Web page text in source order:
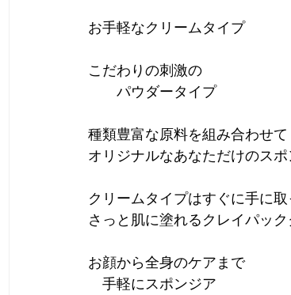
お手軽なクリームタイプ
こだわりの刺激の
パウダータイプ
種類豊富な原料を組み合わせて
オリジナルなあなただけのス
クリームタイプはすぐに手に取
さっと肌に塗れるクレイパッ
お顔から全身のケアまで
手軽にスポンジア